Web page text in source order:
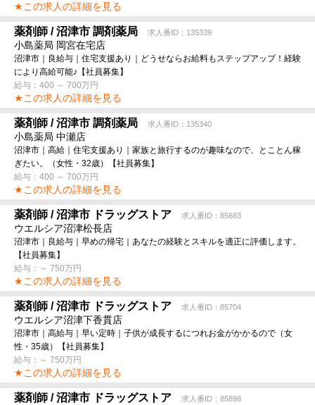
★この求人の詳細を見る
薬剤師 / 沼津市 調剤薬局 求人番ID：135339
小島薬局 岡宮在宅店
沼津市｜良給与｜住宅支援あり｜どうせならお給料もステップアップ！経験
により高給可能♪【社員募集】
給与：400 ～ 700万円
★この求人の詳細を見る
薬剤師 / 沼津市 調剤薬局 求人番ID：135340
小島薬局 中瀬店
沼津市｜高給｜住宅支援あり｜家族と旅行するのが趣味なので、とことん稼
ぎたい。（女性・32歳）【社員募集】
給与：400 ～ 700万円
★この求人の詳細を見る
薬剤師 / 沼津市 ドラッグストア 求人番ID：85683
ウエルシア沼津松長店
沼津市｜良給与｜早めの帰宅｜あなたの経験とスキルを適正に評価します。
【社員募集】
給与：～ 750万円
★この求人の詳細を見る
薬剤師 / 沼津市 ドラッグストア 求人番ID：85704
ウエルシア沼津下香貫店
沼津市｜高給与｜早い定時｜子供が成長するにつれお金がかかるので（女
性・35歳）【社員募集】
給与：～ 750万円
★この求人の詳細を見る
薬剤師 / 沼津市 ドラッグストア 求人番ID：85898